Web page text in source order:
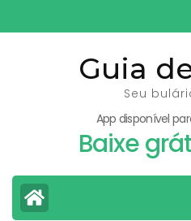
para
Guia
Seu
App disponível
Baixe